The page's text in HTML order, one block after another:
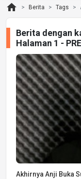
home Berita Tags
Berita dengan
Halaman 1 -
Akhirnya Anji Buka